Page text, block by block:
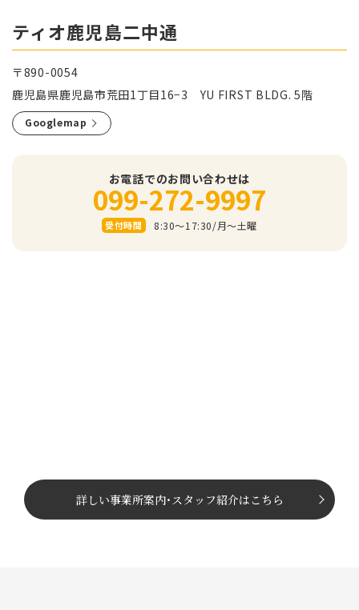
ティオ鹿児島二中通
〒890-0054
鹿児島県鹿児島市荒田1丁目16−3 YU FIRST BLDG. 5階
Googlemap
お電話でのお問い合わせは
099-272-9997
受付時間 8:30～17:30/⽉〜⼟曜
詳しい事業所案内･スタッフ紹介はこちら